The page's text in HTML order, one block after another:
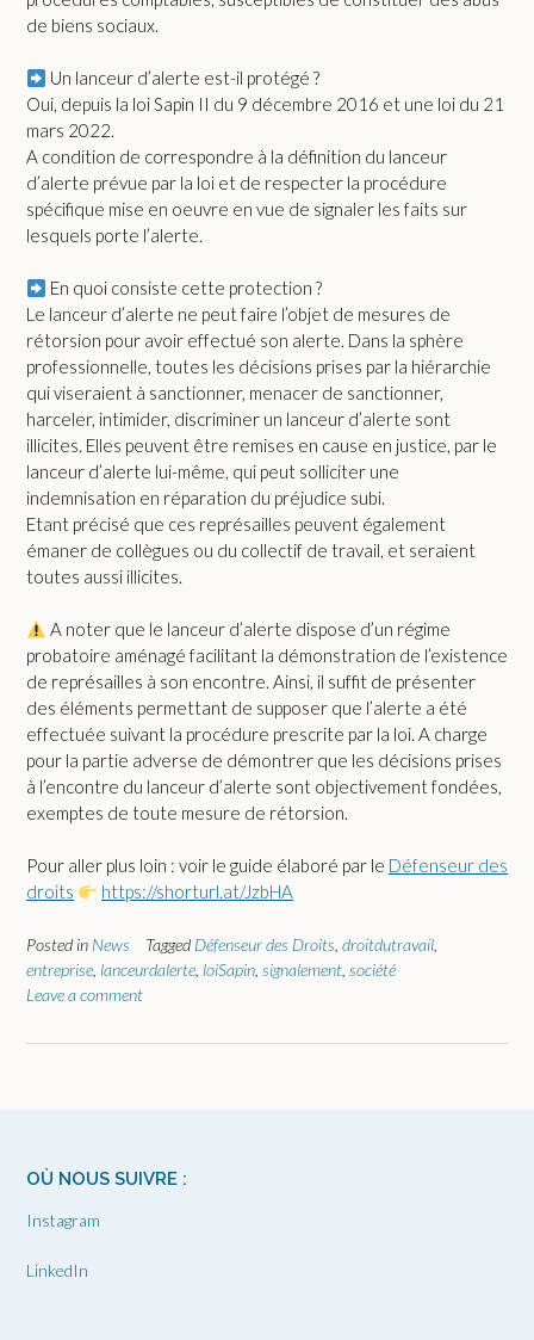
de biens sociaux.
Un lanceur d’alerte est-il protégé ?
Oui, depuis la loi Sapin II du 9 décembre 2016 et une loi du 21
mars 2022.
A condition de correspondre à la définition du lanceur
d’alerte prévue par la loi et de respecter la procédure
spécifique mise en oeuvre en vue de signaler les faits sur
lesquels porte l’alerte.
En quoi consiste cette protection ?
Le lanceur d’alerte ne peut faire l’objet de mesures de
rétorsion pour avoir effectué son alerte. Dans la sphère
professionnelle, toutes les décisions prises par la hiérarchie
qui viseraient à sanctionner, menacer de sanctionner,
harceler, intimider, discriminer un lanceur d’alerte sont
illicites. Elles peuvent être remises en cause en justice, par le
lanceur d’alerte lui-même, qui peut solliciter une
indemnisation en réparation du préjudice subi.
Etant précisé que ces représailles peuvent également
émaner de collègues ou du collectif de travail, et seraient
toutes aussi illicites.
A noter que le lanceur d’alerte dispose d’un régime
probatoire aménagé facilitant la démonstration de l’existence
de représailles à son encontre. Ainsi, il suffit de présenter
des éléments permettant de supposer que l’alerte a été
effectuée suivant la procédure prescrite par la loi. A charge
pour la partie adverse de démontrer que les décisions prises
à l’encontre du lanceur d’alerte sont objectivement fondées,
exemptes de toute mesure de rétorsion.
Pour aller plus loin : voir le guide élaboré par le Défenseur des
droits
https://shorturl.at/JzbHA
Posted in News Tagged Défenseur des Droits droitdutravail
entreprise lanceurdalerte loiSapin signalement société
Leave a comment
OÙ NOUS SUIVRE :
Instagram
LinkedIn